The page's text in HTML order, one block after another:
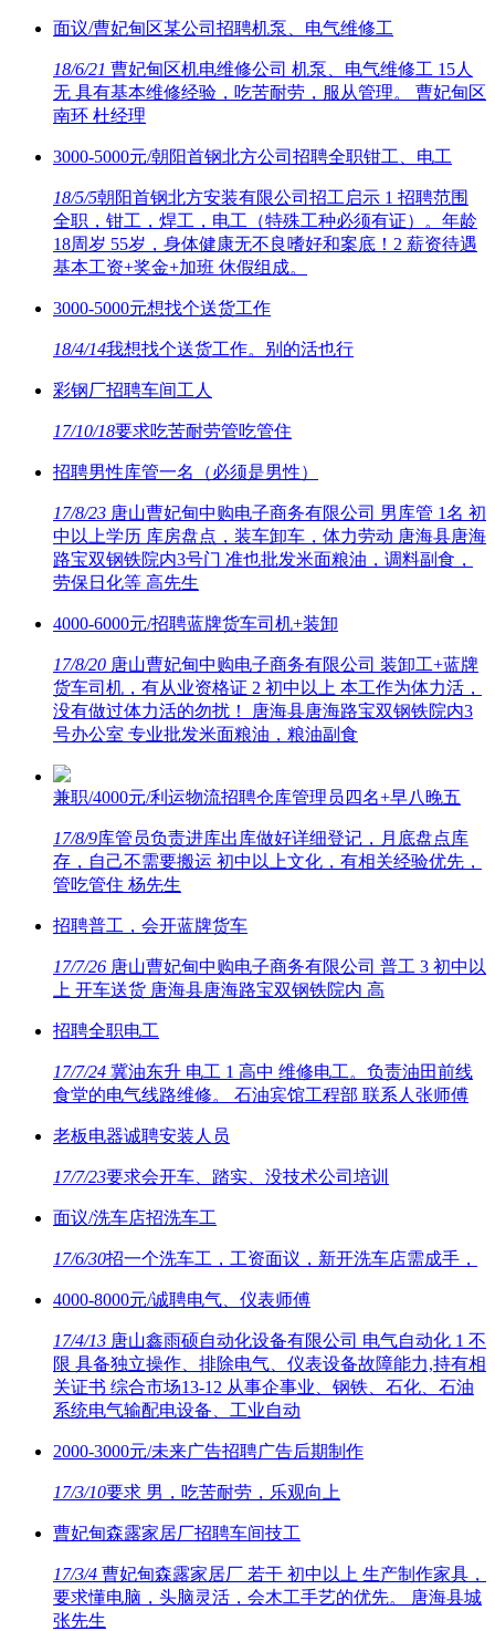
面议/曹妃甸区某公司招聘机泵、电气维修工
18/6/21 曹妃甸区机电维修公司 机泵、电气维修工 15人
无 具有基本维修经验，吃苦耐劳，服从管理。 曹妃甸区
南环 杜经理
3000-5000元/朝阳首钢北方公司招聘全职钳工、电工
18/5/5朝阳首钢北方安装有限公司招工启示 1 招聘范围
全职，钳工，焊工，电工（特殊工种必须有证）。年龄
18周岁 55岁，身体健康无不良嗜好和案底！2 薪资待遇
基本工资+奖金+加班 休假组成。
3000-5000元想找个送货工作
18/4/14我想找个送货工作。别的活也行
彩钢厂招聘车间工人
17/10/18要求吃苦耐劳管吃管住
招聘男性库管一名（必须是男性）
17/8/23 唐山曹妃甸中购电子商务有限公司 男库管 1名 初
中以上学历 库房盘点，装车卸车，体力劳动 唐海县唐海
路宝双钢铁院内3号门 准也批发米面粮油，调料副食，
劳保日化等 高先生
4000-6000元/招聘蓝牌货车司机+装卸
17/8/20 唐山曹妃甸中购电子商务有限公司 装卸工+蓝牌
货车司机，有从业资格证 2 初中以上 本工作为体力活，
没有做过体力活的勿扰！ 唐海县唐海路宝双钢铁院内3
号办公室 专业批发米面粮油，粮油副食
兼职/4000元/利运物流招聘仓库管理员四名+早八晚五
17/8/9库管员负责进库出库做好详细登记，月底盘点库
存，自己不需要搬运 初中以上文化，有相关经验优先，
管吃管住 杨先生
招聘普工，会开蓝牌货车
17/7/26 唐山曹妃甸中购电子商务有限公司 普工 3 初中以
上 开车送货 唐海县唐海路宝双钢铁院内 高
招聘全职电工
17/7/24 冀油东升 电工 1 高中 维修电工。负责油田前线
食堂的电气线路维修。 石油宾馆工程部 联系人张师傅
老板电器诚聘安装人员
17/7/23要求会开车、踏实、没技术公司培训
面议/洗车店招洗车工
17/6/30招一个洗车工，工资面议，新开洗车店需成手，
4000-8000元/诚聘电气、仪表师傅
17/4/13 唐山鑫雨硕自动化设备有限公司 电气自动化 1 不
限 具备独立操作、排除电气、仪表设备故障能力,持有相
关证书 综合市场13-12 从事企事业、钢铁、石化、石油
系统电气输配电设备、工业自动
2000-3000元/未来广告招聘广告后期制作
17/3/10要求 男，吃苦耐劳，乐观向上
曹妃甸森露家居厂招聘车间技工
17/3/4 曹妃甸森露家居厂 若干 初中以上 生产制作家具，
要求懂电脑，头脑灵活，会木工手艺的优先。 唐海县城
张先生